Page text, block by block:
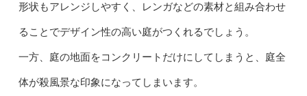
形状もアレンジしやすく、レンガなどの素材と組み合わせ
ることでデザイン性の高い庭がつくれるでしょう。
一方、庭の地面をコンクリートだけにしてしまうと、庭全
体が殺風景な印象になってしまいます。